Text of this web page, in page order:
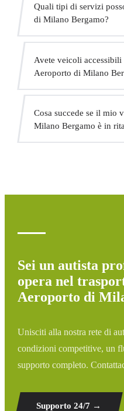
assicurazione professionale
Quali tipi di servizi
di Milano Bergamo?
e trasporto di gruppo.
Avete veicoli accessibili
Aeroporto di Milano
ridotta. Indicate questo al
Cosa succede se il mio
Milano Bergamo è in
Sei un autista
opera nel
Aeroporto di
Unisciti alla nostra rete di
condizioni competitive, un
supporto completo.
Supporto 24/7 →